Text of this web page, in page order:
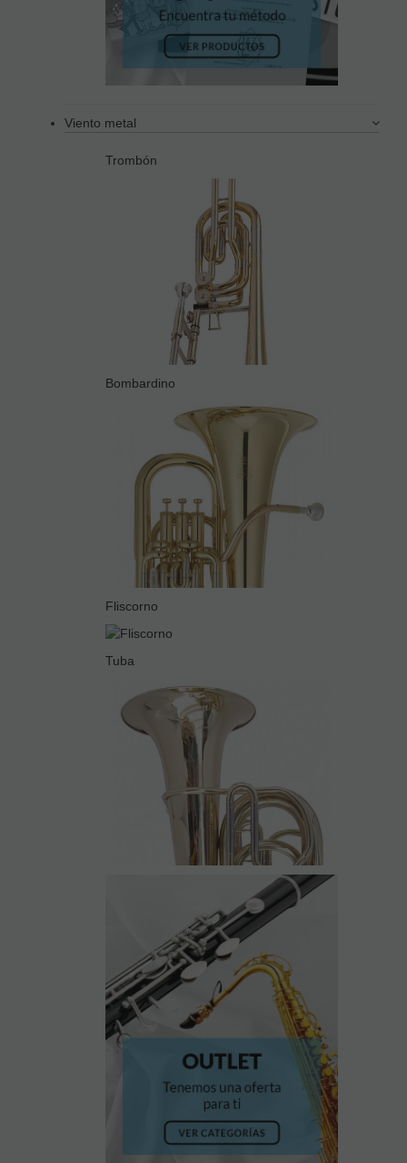
Viento metal
Trombón
Bombardino
Fliscorno
Tuba